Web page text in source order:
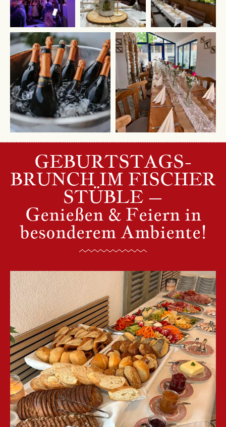
GEBURTSTAGS-
BRUNCH IM FISCHER
STÜBLE –
Genießen & Feiern in
besonderem Ambiente!